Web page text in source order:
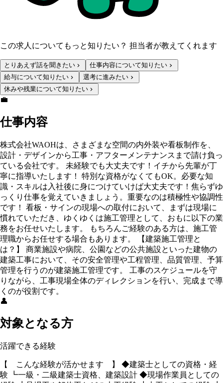
この求人についてもっと知りたい？ 担当者が教えてくれます
とりあえず話を聞きたい
仕事内容について知りたい
給与について知りたい
選考に進みたい
休みや残業について知りたい
💼
仕事内容
株式会社WAOHは、さまざまな空間の内外装や看板制作を、
設計・デザインから工事・アフターメンテナンスまで請け負っ
ている会社です。 未経験でも大丈夫です！イチから先輩が丁
寧に指導いたします！ 特別な資格がなくてもOK。必要な知
識・スキルは入社後に身につけていけば大丈夫です！焦らずゆ
っくり仕事を覚えていきましょう。重要なのは積極性や協調性
です！ 看板・サインの現場への取付において、まずは現場に
慣れていただき、ゆくゆくは施工管理として、おもに以下の業
務をお任せいたします。 もちろんご経験のある方は、施工管
理職からお任せする場合もあります。 【建築施工管理と
は？】 商業施設や病院、公園などの公共施設といった建物の
建築工事において、その安全管理や工程管理、品質管理、予算
管理を行うのが建築施工管理です。 工事のスケジュールを守
りながら、工事現場全体のディレクションを行い、完成まで導
くのが役割です。
👤
対象となる方
活躍できる経験
【 こんな経験が活かせます 】 ◆建築士としての資格・経
験 ┗一級・二級建築士資格、建築設計 ◆現場作業員としての